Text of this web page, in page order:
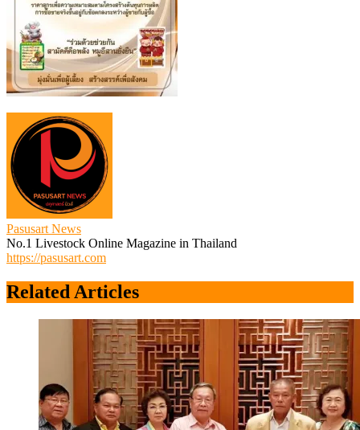
Pasusart News
No.1 Livestock Online Magazine in Thailand
https://pasusart.com
Related Articles